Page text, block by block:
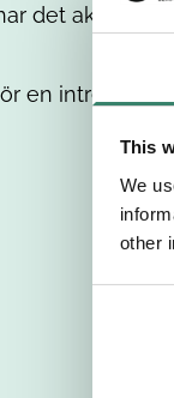
This
We
other
det aktuella
en